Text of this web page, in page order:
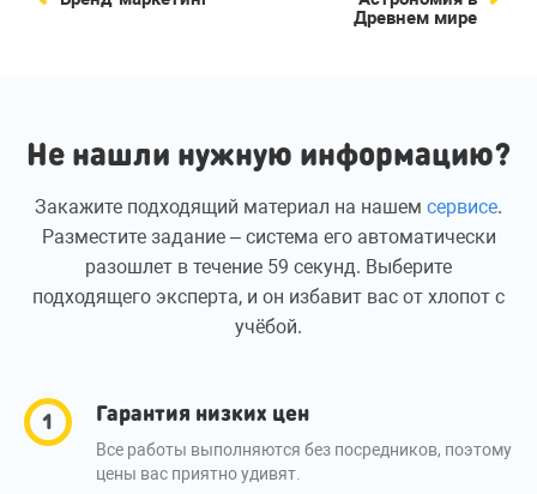
Древнем мире
Не нашли нужную информацию?
Закажите подходящий материал на нашем сервисе.
Разместите задание – система его автоматически
разошлет в течение 59 секунд. Выберите
подходящего эксперта, и он избавит вас от хлопот с
учёбой.
Гарантия низких цен
Все работы выполняются без посредников, поэтому
цены вас приятно удивят.